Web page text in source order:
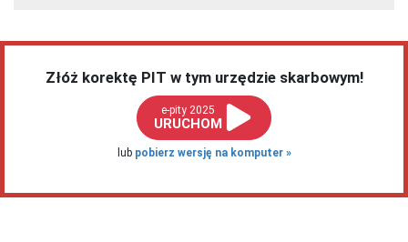
Złóż korektę PIT w tym urzędzie skarbowym!
e-pity 2025
URUCHOM
lub pobierz wersję na komputer